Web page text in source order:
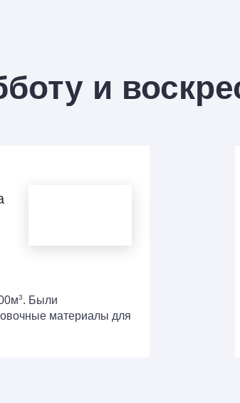
и
3. Были
материалы для